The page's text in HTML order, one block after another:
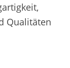
Qualitäten